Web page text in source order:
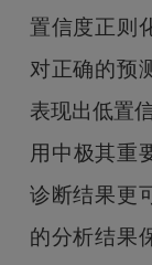
置信度正则
对正确的预
表现出低置
用中极其重
诊断结果更
的分析结果